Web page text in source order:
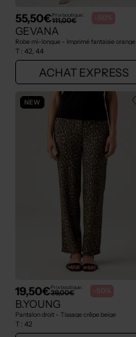
55,50€Prix boutique :
111,00€ -50%
GEVANA
Robe mi-longue - Imprimé fantaisie orange
T : 42, 44
ACHAT EXPRESS
NEW
19,50€Prix boutique :
39,00€ -50%
B.YOUNG
Pantalon droit - Tissage crêpe beige
T : 42